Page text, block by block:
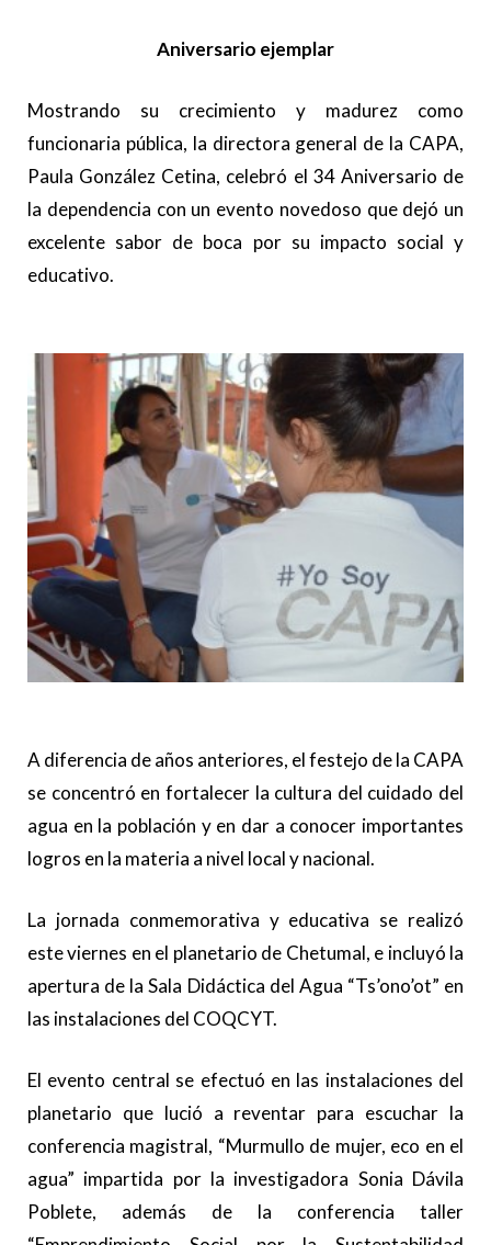
Aniversario ejemplar
Mostrando su crecimiento y madurez como
funcionaria pública, la directora general de la CAPA,
Paula González Cetina, celebró el 34 Aniversario de
la dependencia con un evento novedoso que dejó un
excelente sabor de boca por su impacto social y
educativo.
A diferencia de años anteriores, el festejo de la CAPA
se concentró en fortalecer la cultura del cuidado del
agua en la población y en dar a conocer importantes
logros en la materia a nivel local y nacional.
La jornada conmemorativa y educativa se realizó
este viernes en el planetario de Chetumal, e incluyó la
apertura de la Sala Didáctica del Agua “Ts’ono’ot” en
las instalaciones del COQCYT.
El evento central se efectuó en las instalaciones del
planetario que lució a reventar para escuchar la
conferencia magistral, “Murmullo de mujer, eco en el
agua” impartida por la investigadora Sonia Dávila
Poblete, además de la conferencia taller